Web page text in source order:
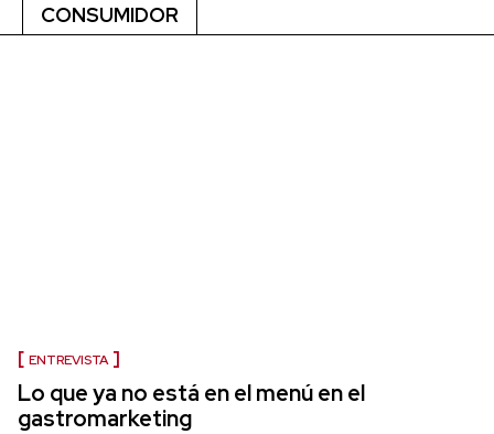
CONSUMIDOR
ENTREVISTA
Lo que ya no está en el menú en el
gastromarketing